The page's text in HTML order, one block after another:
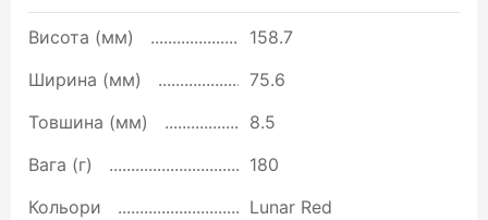
Висота (мм)
158.7
Ширина (мм)
75.6
Товшина (мм)
8.5
Вага (г)
180
Кольори
Lunar Red